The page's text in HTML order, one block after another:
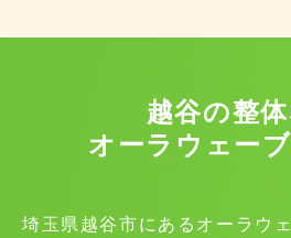
越谷の整
オーラウェー
埼玉県越谷市にあるオーラウ